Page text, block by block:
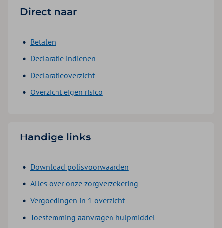
Direct naar
Betalen
Declaratie indienen
Declaratieoverzicht
Overzicht eigen risico
Handige links
Download polisvoorwaarden
Alles over onze zorgverzekering
Vergoedingen in 1 overzicht
Toestemming aanvragen hulpmiddel